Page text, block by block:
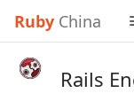
Ruby China
Rails